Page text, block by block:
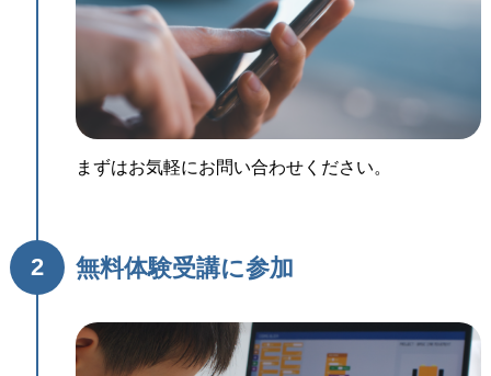
まずはお気軽にお問い合わせください。
2 無料体験受講に参加